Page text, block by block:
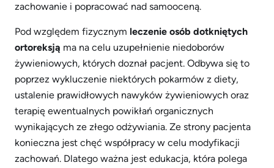
zachowanie i popracować nad samooceną.
Pod względem fizycznym leczenie osób dotkniętych
ortoreksją ma na celu uzupełnienie niedoborów
żywieniowych, których doznał pacjent. Odbywa się to
poprzez wykluczenie niektórych pokarmów z diety,
ustalenie prawidłowych nawyków żywieniowych oraz
terapię ewentualnych powikłań organicznych
wynikających ze złego odżywiania. Ze strony pacjenta
konieczna jest chęć współpracy w celu modyfikacji
zachowań. Dlatego ważna jest edukacja, która polega